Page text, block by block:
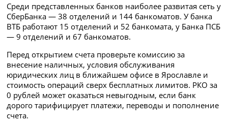
Среди представленных банков наиболее развитая сеть у
СберБанка — 38 отделений и 144 банкоматов. У банка
ВТБ работают 15 отделений и 52 банкомата, у Банка ПСБ
— 9 отделений и 67 банкоматов.
Перед открытием счета проверьте комиссию за
внесение наличных, условия обслуживания
юридических лиц в ближайшем офисе в Ярославле и
стоимость операций сверх бесплатных лимитов. РКО за
0 рублей может оказаться невыгодным, если банк
дорого тарифицирует платежи, переводы и пополнение
счета.